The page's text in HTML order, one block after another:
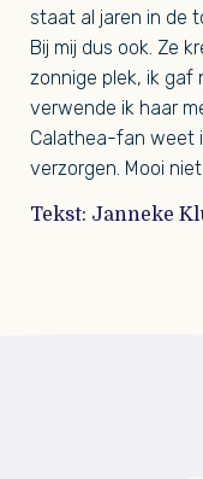
staat al jaren in de
Bij mij dus ook. Ze
zonnige plek, ik gaf
verwende ik haar
Calathea-fan weet
verzorgen. Mooi niet.
Tekst: Janneke